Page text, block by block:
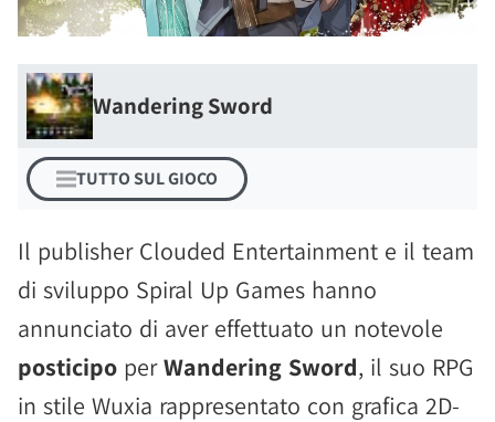
Wandering Sword
TUTTO SUL GIOCO
Il publisher Clouded Entertainment e il team
di sviluppo Spiral Up Games hanno
annunciato di aver effettuato un notevole
posticipo perWandering Sword, il suo RPG
in stile Wuxia rappresentato con grafica 2D-